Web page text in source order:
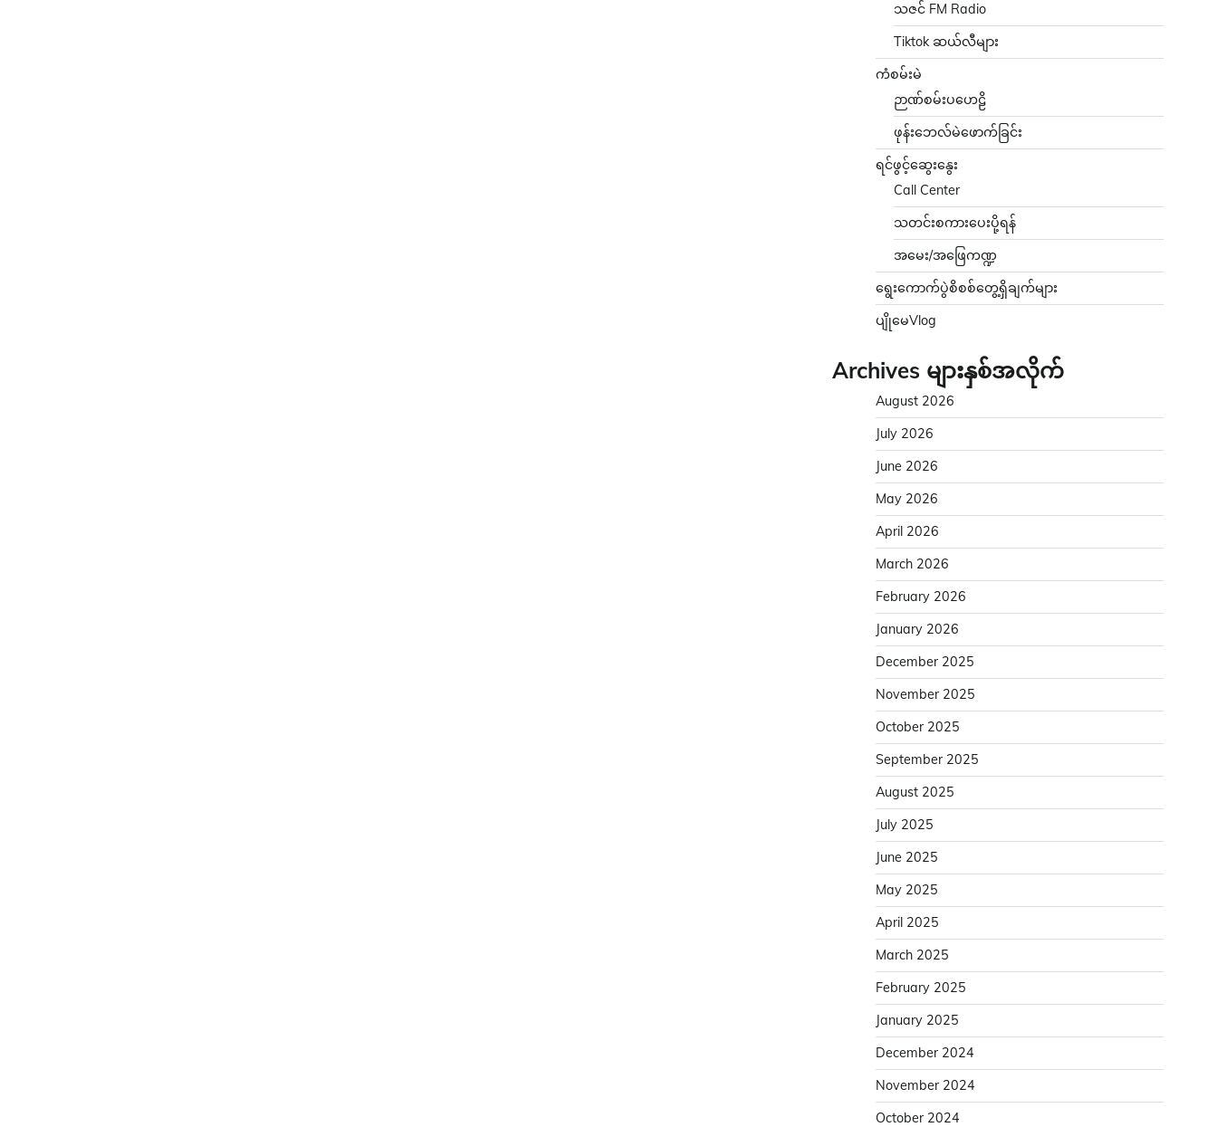
သဇင် FM Radio
Tiktok ဆယ်လီများ
ကံစမ်းမဲ
ဉာဏ်စမ်းပဟေဠိ
ဖုန်းဘေလ်မဲဖောက်ခြင်း
ရင်ဖွင့်ဆွေးနွေး
Call Center
သတင်းစကားပေးပို့ရန်
အမေး/အဖြေကဏ္ဍ
ရွေးကောက်ပွဲစိစစ်တွေ့ရှိချက်များ
ပျိုမေVlog
Archives များနှစ်အလိုက်
August 2026
July 2026
June 2026
May 2026
April 2026
March 2026
February 2026
January 2026
December 2025
November 2025
October 2025
September 2025
August 2025
July 2025
June 2025
May 2025
April 2025
March 2025
February 2025
January 2025
December 2024
November 2024
October 2024